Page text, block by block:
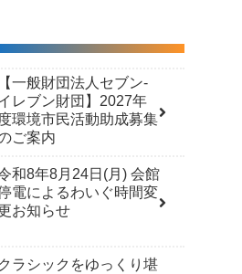
【一般財団法人セブン-
レブン財団】2027年
度環境市民活動助成募集
ご案内
和8年8月24日(月) 会館
電によるわいぐ時間変
お知らせ
クラシックをゆっくり堪